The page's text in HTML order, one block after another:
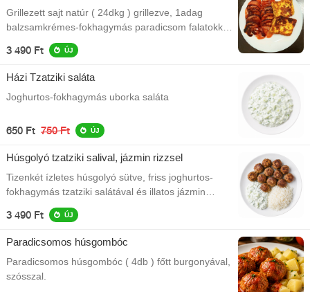
Grillezett sajt natúr ( 24dkg ) grillezve, 1adag
balzsamkrémes-fokhagymás paradicsom falatokkal
3 490 Ft ÚJ
Házi Tzatziki saláta
Joghurtos-fokhagymás uborka saláta
650 Ft 750 Ft ÚJ
Húsgolyó tzatziki salival, jázmin rizzsel
Tizenkét ízletes húsgolyó sütve, friss joghurtos-
fokhagymás tzatziki salátával és illatos jázmin
rizzsel tálalva.
3 490 Ft ÚJ
Paradicsomos húsgombóc
Paradicsomos húsgombóc ( 4db ) főtt burgonyával,
szósszal.